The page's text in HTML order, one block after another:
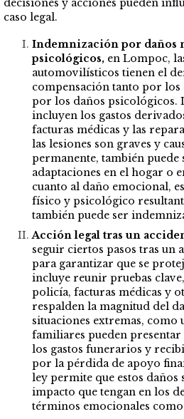
decisiones y acciones pueden
caso legal.
Indemnización por daños
psicológicos, en Lompoc,
automovilísticos tienen el
compensación tanto por los
por los daños psicológicos.
incluyen los gastos
facturas médicas y las
las lesiones son graves y
permanente, también
adaptaciones en el hogar o
cuanto al daño emocional,
físico y psicológico
también puede ser
Acción legal tras un
seguir ciertos pasos tras un
para garantizar que se
incluye reunir pruebas
policía, facturas médicas y
respalden la magnitud del
situaciones extremas, como
familiares pueden
los gastos funerarios y
por la pérdida de apoyo
ley permite que estos daños
impacto que tengan en los
términos emocionales